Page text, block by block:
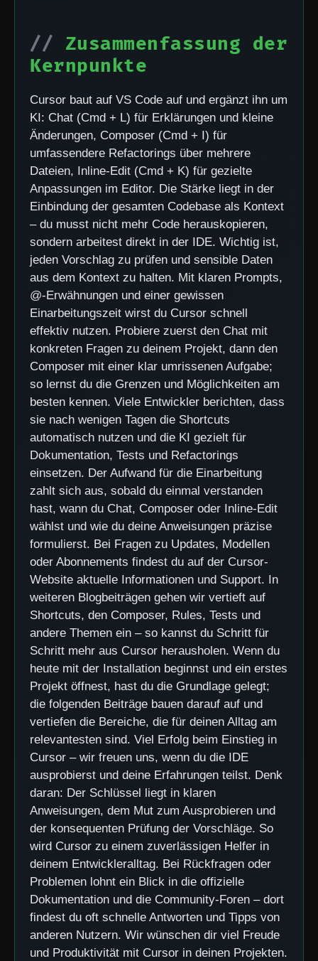
Zusammenfassung der
Kernpunkte
Cursor baut auf VS Code auf und ergänzt ihn um
KI: Chat (Cmd + L) für Erklärungen und kleine
Änderungen, Composer (Cmd + I) für
umfassendere Refactorings über mehrere
Dateien, Inline-Edit (Cmd + K) für gezielte
Anpassungen im Editor. Die Stärke liegt in der
Einbindung der gesamten Codebase als Kontext
– du musst nicht mehr Code herauskopieren,
sondern arbeitest direkt in der IDE. Wichtig ist,
jeden Vorschlag zu prüfen und sensible Daten
aus dem Kontext zu halten. Mit klaren Prompts,
@-Erwähnungen und einer gewissen
Einarbeitungszeit wirst du Cursor schnell
effektiv nutzen. Probiere zuerst den Chat mit
konkreten Fragen zu deinem Projekt, dann den
Composer mit einer klar umrissenen Aufgabe;
so lernst du die Grenzen und Möglichkeiten am
besten kennen. Viele Entwickler berichten, dass
sie nach wenigen Tagen die Shortcuts
automatisch nutzen und die KI gezielt für
Dokumentation, Tests und Refactorings
einsetzen. Der Aufwand für die Einarbeitung
zahlt sich aus, sobald du einmal verstanden
hast, wann du Chat, Composer oder Inline-Edit
wählst und wie du deine Anweisungen präzise
formulierst. Bei Fragen zu Updates, Modellen
oder Abonnements findest du auf der Cursor-
Website aktuelle Informationen und Support. In
weiteren Blogbeiträgen gehen wir vertieft auf
Shortcuts, den Composer, Rules, Tests und
andere Themen ein – so kannst du Schritt für
Schritt mehr aus Cursor herausholen. Wenn du
heute mit der Installation beginnst und ein erstes
Projekt öffnest, hast du die Grundlage gelegt;
die folgenden Beiträge bauen darauf auf und
vertiefen die Bereiche, die für deinen Alltag am
relevantesten sind. Viel Erfolg beim Einstieg in
Cursor – wir freuen uns, wenn du die IDE
ausprobierst und deine Erfahrungen teilst. Denk
daran: Der Schlüssel liegt in klaren
Anweisungen, dem Mut zum Ausprobieren und
der konsequenten Prüfung der Vorschläge. So
wird Cursor zu einem zuverlässigen Helfer in
deinem Entwickleralltag. Bei Rückfragen oder
Problemen lohnt ein Blick in die offizielle
Dokumentation und die Community-Foren – dort
findest du oft schnelle Antworten und Tipps von
anderen Nutzern. Wir wünschen dir viel Freude
und Produktivität mit Cursor in deinen Projekten.